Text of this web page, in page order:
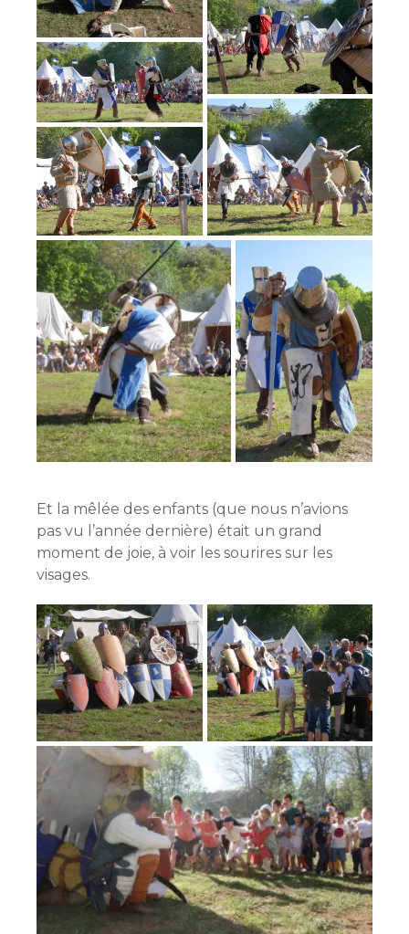
Et la mêlée des enfants (que nous n’avions
pas vu l’année dernière) était un grand
moment de joie, à voir les sourires sur les
visages.